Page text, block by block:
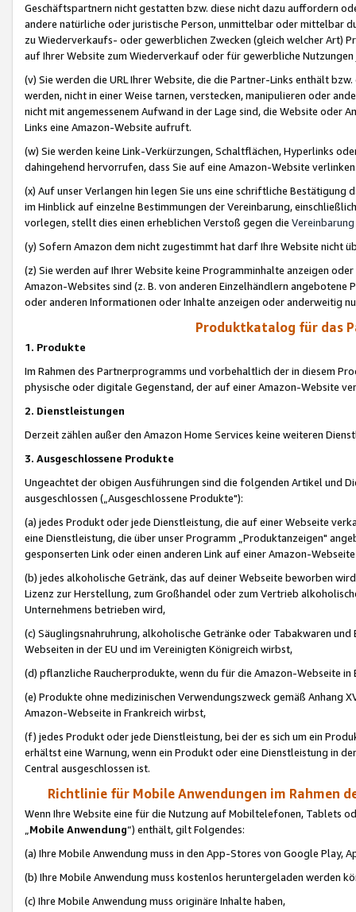
Geschäftspartnern nicht gestatten bzw. diese nicht dazu auffordern
andere natürliche oder juristische Person, unmittelbar oder mittelbar
zu Wiederverkaufs- oder gewerblichen Zwecken (gleich welcher Art)
auf Ihrer Website zum Wiederverkauf oder für gewerbliche
(v) Sie werden die URL Ihrer Website, die die Partner-Links enthält
werden, nicht in einer Weise tarnen, verstecken, manipulieren oder
nicht mit angemessenem Aufwand in der Lage sind, die Website oder
Links eine Amazon-Website aufruft.
(w) Sie werden keine Link-Verkürzungen, Schaltflächen, Hyperlinks
dahingehend hervorrufen, dass Sie auf eine Amazon-Website
(x) Auf unser Verlangen hin legen Sie uns eine schriftliche
im Hinblick auf einzelne Bestimmungen der Vereinbarung,
vorlegen, stellt dies einen erheblichen Verstoß gegen die Vereinbarung
(y) Sofern Amazon dem nicht zugestimmt hat darf Ihre Website nicht
(z) Sie werden auf Ihrer Website keine Programminhalte anzeigen
Amazon-Websites sind (z. B. von anderen Einzelhändlern
oder anderen Informationen oder Inhalte anzeigen oder anderweitig
Produktkatalog für das
1. Produkte
Im Rahmen des Partnerprogramms und vorbehaltlich der in diesem
physische oder digitale Gegenstand, der auf einer Amazon-Website
2. Dienstleistungen
Derzeit zählen außer den Amazon Home Services keine weiteren
3. Ausgeschlossene Produkte
Ungeachtet der obigen Ausführungen sind die folgenden Artikel und
ausgeschlossen („Ausgeschlossene Produkte"):
(a) jedes Produkt oder jede Dienstleistung, die auf einer Webseite
eine Dienstleistung, die über unser Programm „Produktanzeigen"
gesponserten Link oder einen anderen Link auf einer Amazon-
(b) jedes alkoholische Getränk, das auf deiner Webseite beworben
Lizenz zur Herstellung, zum Großhandel oder zum Vertrieb
Unternehmens betrieben wird,
(c) Säuglingsnahruhrung, alkoholische Getränke oder Tabakwaren
Webseiten in der EU und im Vereinigten Königreich wirbst,
(d) pflanzliche Raucherprodukte, wenn du für die Amazon-Webseite in
(e) Produkte ohne medizinischen Verwendungszweck gemäß Anhang
Amazon-Webseite in Frankreich wirbst,
(f) jedes Produkt oder jede Dienstleistung, bei der es sich um ein
erhältst eine Warnung, wenn ein Produkt oder eine Dienstleistung in
Central ausgeschlossen ist.
Richtlinie für Mobile Anwendungen im Rahmen
Wenn Ihre Website eine für die Nutzung auf Mobiltelefonen, Tablets
„Mobile Anwendung“) enthält, gilt Folgendes:
(a) Ihre Mobile Anwendung muss in den App-Stores von Google Play,
(b) Ihre Mobile Anwendung muss kostenlos heruntergeladen werden
(c) Ihre Mobile Anwendung muss originäre Inhalte haben,